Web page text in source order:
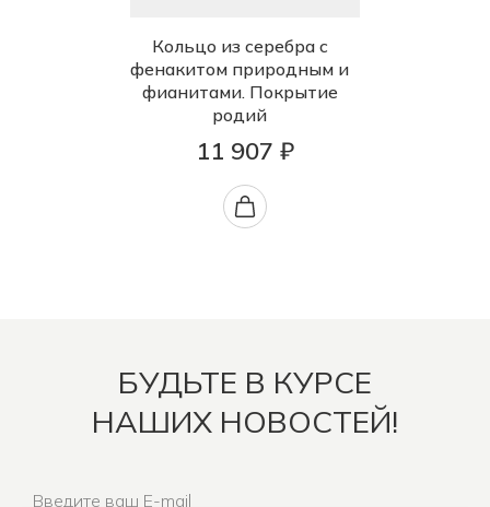
Кольцо из серебра с
фенакитом природным и
фианитами. Покрытие
родий
11 907 ₽
БУДЬТЕ В КУРСЕ
НАШИХ НОВОСТЕЙ!
Введите ваш E-mail